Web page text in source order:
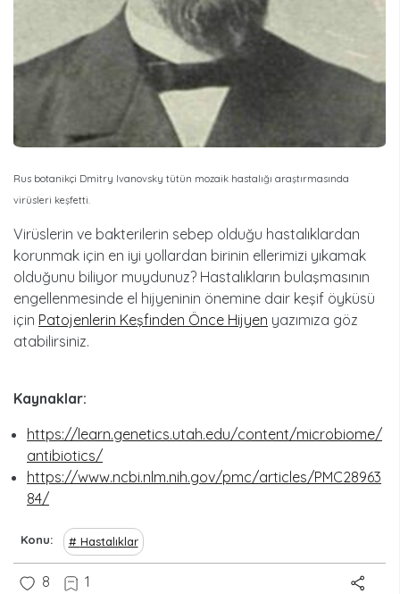
Rus botanikçi Dmitry Ivanovsky tütün mozaik hastalığı araştırmasında
virüsleri keşfetti.
Virüslerin ve bakterilerin sebep olduğu hastalıklardan
korunmak için en iyi yollardan birinin ellerimizi yıkamak
olduğunu biliyor muydunuz? Hastalıkların bulaşmasının
engellenmesinde el hijyeninin önemine dair keşif öyküsü
için Patojenlerin Keşfinden Önce Hijyen yazımıza göz
atabilirsiniz.
Kaynaklar:
https://learn.genetics.utah.edu/content/microbiome/
antibiotics/
https://www.ncbi.nlm.nih.gov/pmc/articles/PMC28963
84/
Konu Hastalıklar
8 1